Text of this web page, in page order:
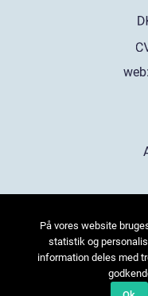
web:
På vores website
statistik og
information deles med